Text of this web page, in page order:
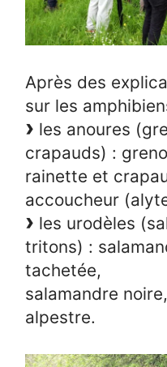
Après des
sur les
les anoures
crapauds) :
rainette et
accoucheur
les urodèles
tritons) :
tachetée,
salamandre
alpestre.